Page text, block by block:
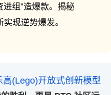
进组”造爆款。揭秘
现逆势爆发。
(Lego)开放式创新模型